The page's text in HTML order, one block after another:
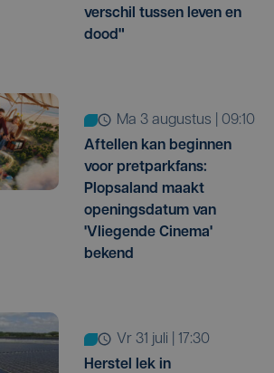
verschil tussen leven en
dood"
ma 3 augustus | 09:10
Aftellen kan beginnen
voor pretparkfans:
Plopsaland maakt
openingsdatum van
'Vliegende Cinema'
bekend
vr 31 juli | 17:30
Herstel lek in